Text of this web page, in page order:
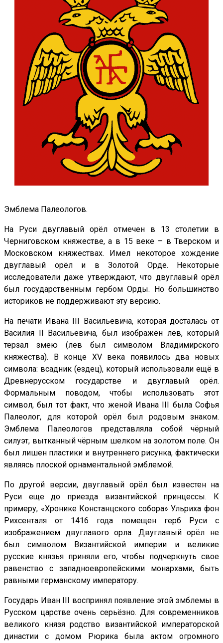
Эмблема Палеологов.
На Руси двуглавый орёл отмечен в 13 столетии в
Черниговском княжестве, а в 15 веке – в Тверском и
Московском княжествах. Имел некоторое хождение
двуглавый орёл и в Золотой Орде. Некоторые
исследователи даже утверждают, что двуглавый орёл
был государственным гербом Орды. Но большинство
историков не поддерживают эту версию.
На печати Ивана III Васильевича, которая досталась от
Василия II Васильевича, был изображён лев, который
терзал змею (лев был символом Владимирского
княжества). В конце XV века появилось два новых
символа: всадник (ездец), который использовали ещё в
Древнерусском государстве и двуглавый орёл.
Формальным поводом, чтобы использовать этот
символ, был тот факт, что женой Ивана III была Софья
Палеолог, для которой орёл был родовым знаком.
Эмблема Палеологов представляла собой чёрный
силуэт, вытканный чёрным шелком на золотом поле. Он
был лишен пластики и внутреннего рисунка, фактически
являясь плоской орнаментальной эмблемой.
По другой версии, двуглавый орёл был известен на
Руси еще до приезда византийской принцессы. К
примеру, «Хронике Констанцского собора» Ульриха фон
Рихсенталя от 1416 года помещен герб Руси с
изображением двуглавого орла. Двуглавый орёл не
был символом Византийской империи и великие
русские князья приняли его, чтобы подчеркнуть свое
равенство с западноевропейскими монархами, быть
равными германскому императору.
Государь Иван III воспринял появление этой эмблемы в
Русском царстве очень серьёзно. Для современников
великого князя родство византийской императорской
династии с домом Рюрика была актом огромного